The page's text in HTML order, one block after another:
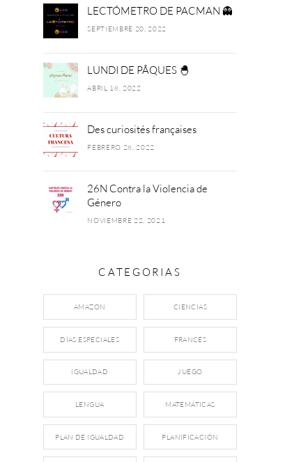
LECTÓMETRO DE PACMAN 👻
SEPTIEMBRE 20, 2022
LUNDI DE PÂQUES 🐣
ABRIL 18, 2022
Des curiosités françaises
FEBRERO 28, 2022
26N Contra la Violencia de
Género
NOVIEMBRE 22, 2021
CATEGORIAS
AMAZON CIENCIAS
DÍAS ESPECIALES FRANCÉS
IGUALDAD JUEGO
LENGUA MATEMÁTICAS
PLAN DE IGUALDAD PLANIFICACIÓN